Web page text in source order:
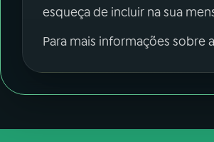
esqueça de incluir na sua
Para mais informações sobre